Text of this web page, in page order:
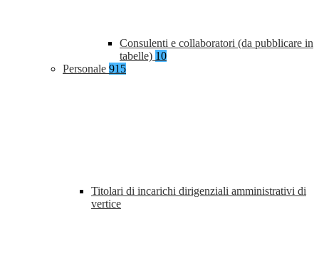
Consulenti e collaboratori (da pubblicare in
tabelle) 10
Personale 915
Titolari di incarichi dirigenziali amministrativi di
vertice